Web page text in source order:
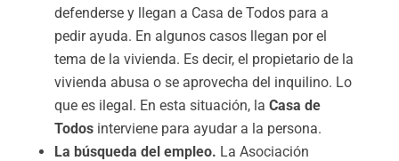
defenderse y llegan a Casa de Todos para a
pedir ayuda. En algunos casos llegan por el
tema de la vivienda. Es decir, el propietario de la
vivienda abusa o se aprovecha del inquilino. Lo
que es ilegal. En esta situación, la Casa de
Todosinterviene para ayudar a la persona.
La búsqueda del empleo. La Asociación